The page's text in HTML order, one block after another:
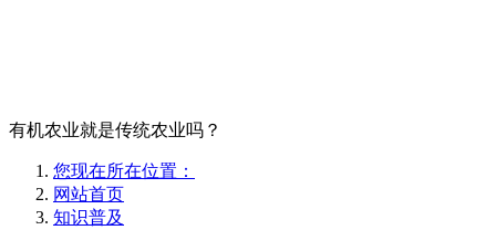
有机农业就是传统农业吗？
您现在所在位置：
网站首页
知识普及